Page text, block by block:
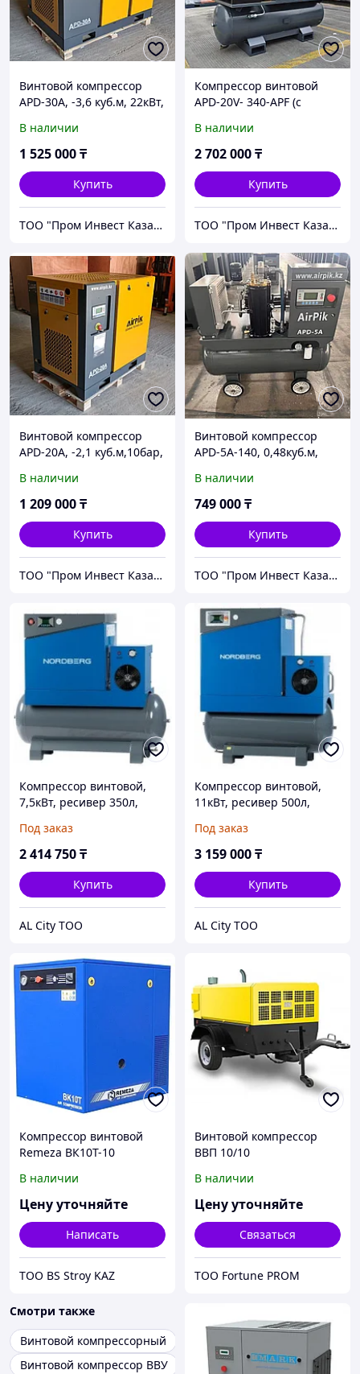
Винтовой компрессор
APD-30A, -3,6 куб.м, 22кВт,
В наличии
1 525 000₸
Купить
ТОО "Пром Инвест Казахстан"
Компрессор винтовой
APD-20V- 340-APF (с
приводом+двиг.PM),
1,35куб.м, 16бар, AirPIK
В наличии
2 702 000₸
Купить
ТОО "Пром Инвест Казахстан"
Винтовой компрессор
APD-20A, -2,1 куб.м,10бар,
В наличии
1 209 000₸
Купить
ТОО "Пром Инвест Казахстан"
Винтовой компрессор
APD-5A-140, 0,48куб.м,
В наличии
749 000₸
Купить
ТОО "Пром Инвест Казахстан"
Компрессор винтовой,
7,5кВт, ресивер 350л,
NORDBERG NCA10RD
Под заказ
2 414 750₸
Купить
AL City ТОО
Компрессор винтовой,
11кВт, ресивер 500л,
Под заказ
3 159 000₸
Купить
AL City ТОО
Компрессор винтовой
Remeza ВК10Т-10
В наличии
Цену уточняйте
Написать
ТОО BS Stroy KAZ
Винтовой компрессор
ВВП 10/10
В наличии
Цену уточняйте
Связаться
ТОО Fortune PROM
Смотри также
Винтовой компрессорный
Винтовой компрессор ВВУ